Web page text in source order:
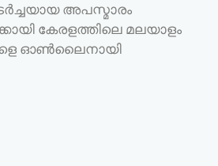
അപസ്മാരം
കേരളത്തിലെ മലയാളം
ഓൺലൈനായി